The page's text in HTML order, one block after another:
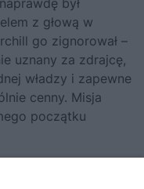
z głową w
go zignorował –
uznany za zdrajcę,
władzy i zapewne
cenny. Misja
początku